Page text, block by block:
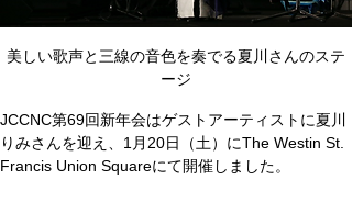
美しい歌声と三線の音色を奏でる夏川さんのステ
ージ
JCCNC第69回新年会はゲストアーティストに夏川
りみさんを迎え、1月20日（土）にThe Westin St.
Francis Union Squareにて開催しました。